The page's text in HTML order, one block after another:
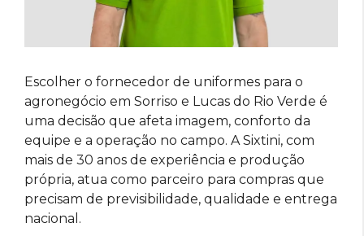
Escolher o fornecedor de uniformes para o
agronegócio em Sorriso e Lucas do Rio Verde é
uma decisão que afeta imagem, conforto da
equipe e a operação no campo. A Sixtini, com
mais de 30 anos de experiência e produção
própria, atua como parceiro para compras que
precisam de previsibilidade, qualidade e entrega
nacional.